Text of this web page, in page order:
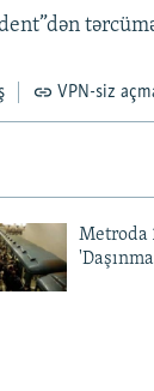
VPN-siz
Metroda